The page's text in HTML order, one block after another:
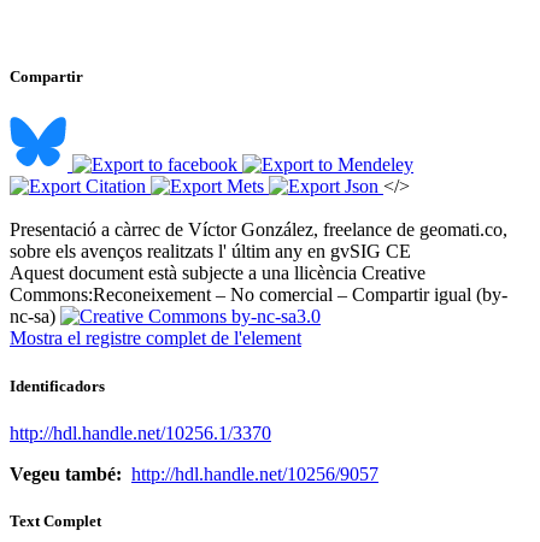
Compartir
</>
Presentació a càrrec de Víctor González, freelance de geomati.co,
sobre els avenços realitzats l' últim any en gvSIG CE ​
Aquest document està subjecte a una llicència Creative
Commons:Reconeixement – No comercial – Compartir igual (by-
nc-sa)
Mostra el registre complet de l'element
Identificadors
http://hdl.handle.net/10256.1/3370
Vegeu també: http://hdl.handle.net/10256/9057
Text Complet